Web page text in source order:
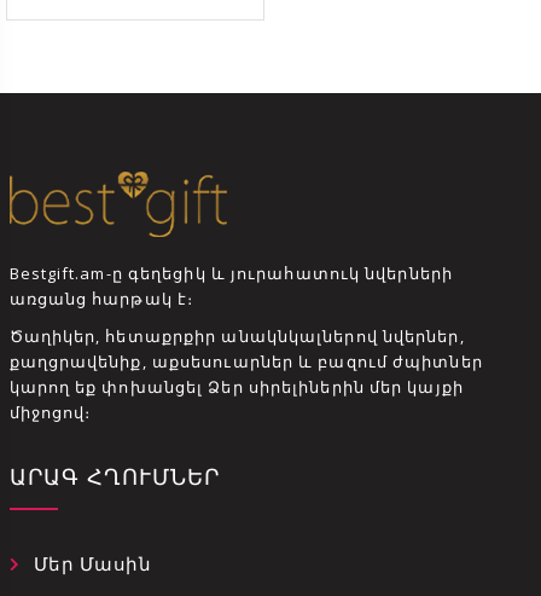
Bestgift.am-ը գեղեցիկ և յուրահատուկ նվերների
առցանց հարթակ է։
Ծաղիկեր, հետաքրքիր անակնկալներով նվերներ,
քաղցրավենիք, աքսեսուարներ և բազում ժպիտներ
կարող եք փոխանցել Ձեր սիրելիներին մեր կայքի
միջոցով։
ԱՐԱԳ ՀՂՈՒՄՆԵՐ
Մեր Մասին